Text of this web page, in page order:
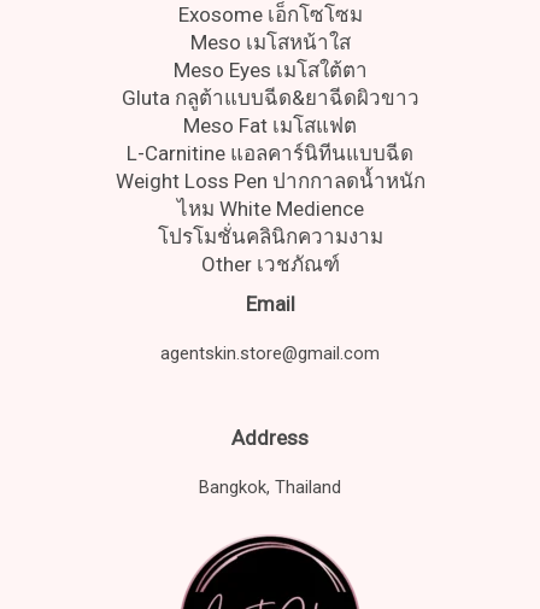
Exosome เอ็กโซโซม
Meso เมโสหน้าใส
Meso Eyes เมโสใต้ตา
Gluta กลูต้าแบบฉีด&ยาฉีดผิวขาว
Meso Fat เมโสแฟต
L-Carnitine แอลคาร์นิทีนแบบฉีด
Weight Loss Pen ปากกาลดน้ำหนัก
ไหม White Medience
โปรโมชั่นคลินิกความงาม
Other เวชภัณฑ์
Email
agentskin.store@gmail.com
Address
Bangkok, Thailand